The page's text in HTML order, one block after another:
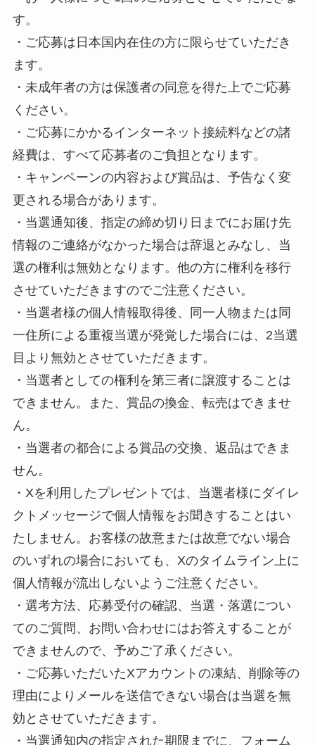
す。
・ご応募は日本国内在住の方に限らせていただき
ます。
・未成年者の方は保護者の同意を得た上でご応募
ください。
・ご応募にかかるインターネット接続料などの諸
経費は、すべて応募者のご負担となります。
・キャンペーンの内容および賞品は、予告なく変
更される場合があります。
・当選通知後、指定の締め切り日までにお届け先
情報のご連絡がなかった場合は辞退とみなし、当
選の権利は無効となります。他の方に権利を移行
させていただきますのでご注意ください。
・当選者様の個人情報取得後、同一人物または同
一住所による重複当選が発覚した場合には、2当選
目より無効とさせていただきます。
・当選者としての権利を第三者に譲渡することは
できません。また、賞品の換金、転売はできませ
ん。
・当選者の都合による賞品の交換、返品はできま
せん。
・Xを利用したプレゼントでは、当選者様にダイレ
クトメッセージで個人情報をお聞きすることはい
たしません。お客様の故意または故意でない場合
のいずれの場合においても、Xのタイムライン上に
個人情報が流出しないようご注意ください。
・選考方法、応募受付の確認、当選・落選につい
てのご質問、お問い合わせにはお答えすることが
できませんので、予めご了承ください。
・ご応募いただいたXアカウントの凍結、削除等の
理由によりメールを送信できない場合は当選を無
効とさせていただきます。
・当選通知内の指定された期限までに、フォーム